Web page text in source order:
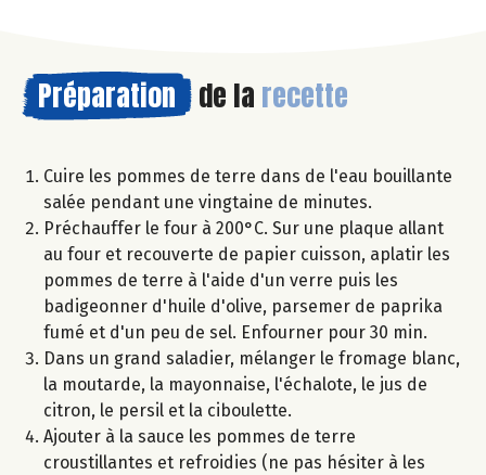
Préparation de la recette
Cuire les pommes de terre dans de l'eau bouillante
salée pendant une vingtaine de minutes.
Préchauffer le four à 200°C. Sur une plaque allant
au four et recouverte de papier cuisson, aplatir les
pommes de terre à l'aide d'un verre puis les
badigeonner d'huile d'olive, parsemer de paprika
fumé et d'un peu de sel. Enfourner pour 30 min.
Dans un grand saladier, mélanger le fromage blanc,
la moutarde, la mayonnaise, l'échalote, le jus de
citron, le persil et la ciboulette.
Ajouter à la sauce les pommes de terre
croustillantes et refroidies (ne pas hésiter à les